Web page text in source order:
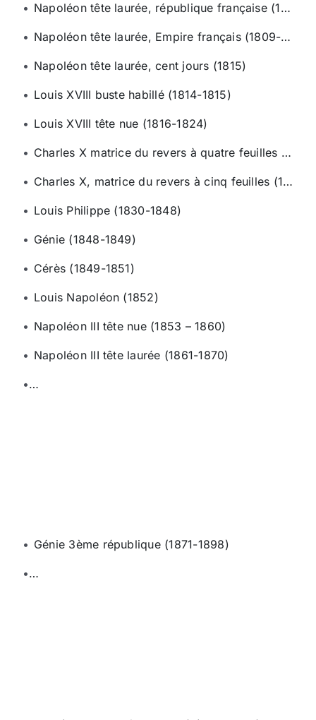
Napoléon tête laurée, république française (1807 – 1808)
Napoléon tête laurée, Empire français (1809-1814)
Napoléon tête laurée, cent jours (1815)
Louis XVIII buste habillé (1814-1815)
Louis XVIII tête nue (1816-1824)
Charles X matrice du revers à quatre feuilles et demi (1825-1830)
Charles X, matrice du revers à cinq feuilles (1827-1830)
Louis Philippe (1830-1848)
Génie (1848-1849)
Cérès (1849-1851)
Louis Napoléon (1852)
Napoléon III tête nue (1853 – 1860)
Napoléon III tête laurée (1861-1870)
Génie 3ème république (1871-1898)